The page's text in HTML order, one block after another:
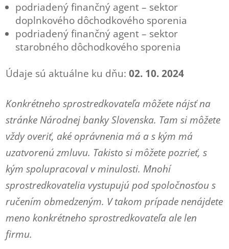
podriadený finančný agent – sektor
doplnkového dôchodkového sporenia
podriadený finančný agent – sektor
starobného dôchodkového sporenia
Údaje sú aktuálne ku dňu:02. 10. 2024
Konkrétneho sprostredkovateľa môžete nájsť na
stránke Národnej banky Slovenska. Tam si môžete
vždy overiť, aké oprávnenia má a s kým má
uzatvorenú zmluvu. Takisto si môžete pozrieť, s
kým spolupracoval v minulosti. Mnohí
sprostredkovatelia vystupujú pod spoločnosťou s
ručením obmedzeným. V takom prípade nenájdete
meno konkrétneho sprostredkovateľa ale len
firmu.